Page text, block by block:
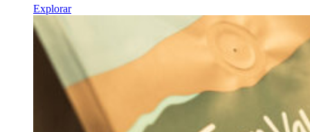
Explorar